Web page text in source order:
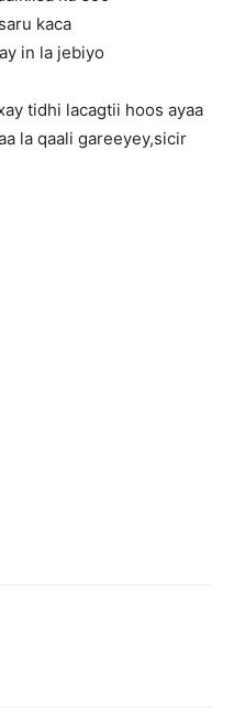
kaca
in la jebiyo
tidhi lacagtii hoos ayaa
la qaali gareeyey,sicir